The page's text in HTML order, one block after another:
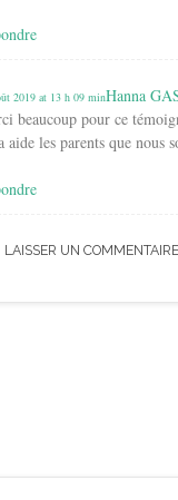
Hanna
2019 at 13 h 09 min
beaucoup pour ce
aide les parents que nous
LAISSER UN COMMENTAIRE